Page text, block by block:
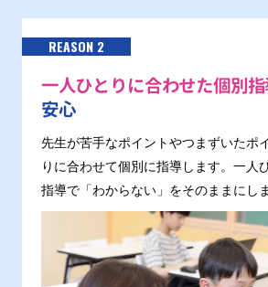
REASON 2
一人ひとりに合わせた個別
安心
先生が苦手なポイントやつまずいたポ
りに合わせて個別に指導します。一人
指導で「わからない」をそのままにし